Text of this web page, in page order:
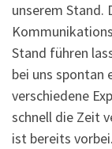
unserem Stand.
Stand führen
bei uns spontan
verschiedene
schnell die Zeit
ist bereits